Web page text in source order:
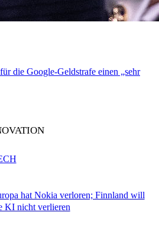
die Google-Geldstrafe einen „sehr
hat Nokia verloren; Finnland will
KI nicht verlieren